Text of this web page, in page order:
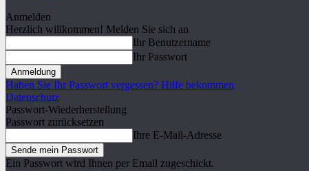
Anmelden
Herzlich willkommen! Melden Sie sich an
Ihr Benutzername
Ihr Passwort
Haben Sie Ihr Passwort vergessen? Hilfe bekommen
Datenschutz
Passwort-Wiederherstellung
Passwort zurücksetzen
Ihre E-Mail-Adresse
Ein Passwort wird Ihnen per Email zugeschickt.